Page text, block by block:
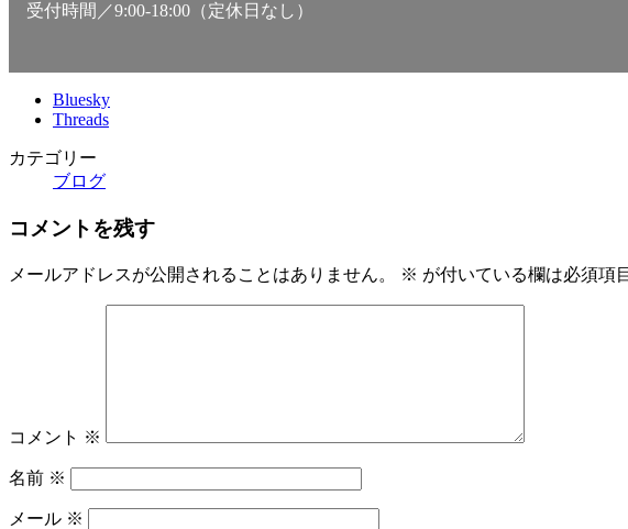
受付時間／9:00-18:00（定休日なし）
Bluesky
Threads
カテゴリー
ブログ
コメントを残す
メールアドレスが公開されることはありません。 ※ が付いている欄は必須項
コメント ※
名前 ※
メール ※